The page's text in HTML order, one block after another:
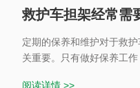
救护车担架经常需
定期的保养和维护对于救
关重要。只有做好保养工
阅读详情 >>